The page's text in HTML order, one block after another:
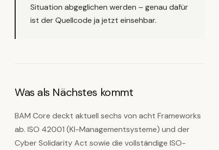
Situation abgeglichen werden – genau dafür
ist der Quellcode ja jetzt einsehbar.
Was als Nächstes kommt
BAM Core deckt aktuell sechs von acht Frameworks
ab. ISO 42001 (KI-Managementsysteme) und der
Cyber Solidarity Act sowie die vollständige ISO-